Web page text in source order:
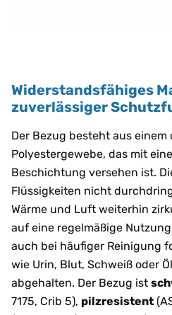
Widerstandsfähiges
zuverlässiger
Der Bezug besteht aus
Polyestergewebe, das mit
Beschichtung versehen ist.
Flüssigkeiten nicht
Wärme und Luft weiterhin
auf eine regelmäßige
auch bei häufiger Reinigung
wie Urin, Blut, Schweiß oder
abgehalten. Der Bezug ist
7175, Crib 5), pilzresistent